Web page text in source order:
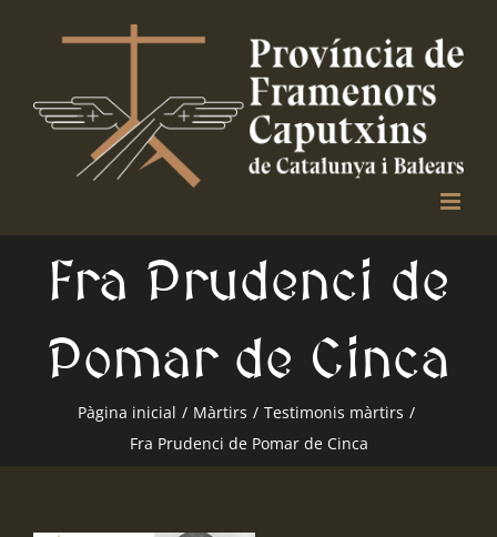
Fra Prudenci de
Pomar de Cinca
Pàgina inicial / Màrtirs / Testimonis màrtirs /
Fra Prudenci de Pomar de Cinca